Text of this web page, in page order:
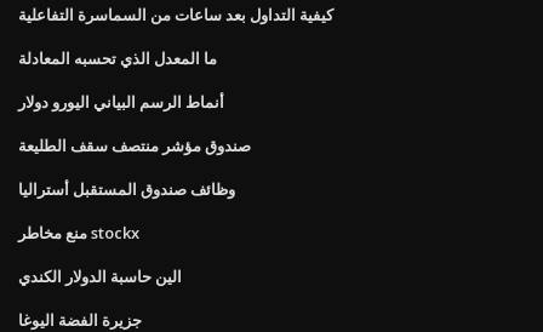
كيفية التداول بعد ساعات من السماسرة التفاعلية
ما المعدل الذي تحسبه المعادلة
أنماط الرسم البياني اليورو دولار
صندوق مؤشر منتصف سقف الطليعة
وظائف صندوق المستقبل أستراليا
منع مخاطر stockx
الين حاسبة الدولار الكندي
جزيرة الفضة اليوغا